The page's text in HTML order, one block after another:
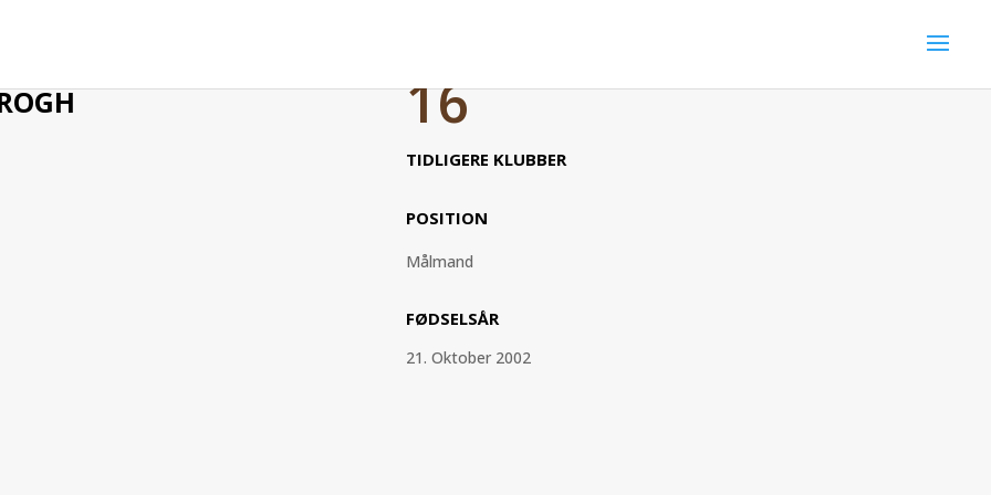
16
TIDLIGERE KLUBBER
POSITION
Målmand
FØDSELSÅR
21. Oktober 2002